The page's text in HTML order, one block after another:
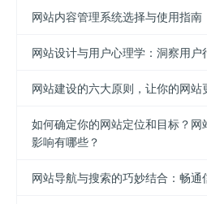
网站内容管理系统选择与使用指南
网站设计与用户心理学：洞察用户
网站建设的六大原则，让你的网站
如何确定你的网站定位和目标？
影响有哪些？
网站导航与搜索的巧妙结合：畅通